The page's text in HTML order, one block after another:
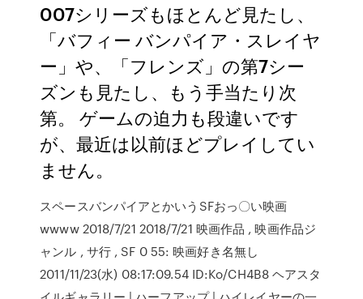
007シリーズもほとんど見たし、
「バフィー バンパイア・スレイヤ
ー」や、「フレンズ」の第7シー
ズンも見たし、もう手当たり次
第。 ゲームの迫力も段違いです
が、最近は以前ほどプレイしてい
ません。
スペースバンパイアとかいうSFおっ〇い映画
wwww 2018/7/21 2018/7/21 映画作品 , 映画作品ジ
ャンル , サ行 , SF 0 55: 映画好き名無し
2011/11/23(水) 08:17:09.54 ID:Ko/CH4B8 ヘアスタ